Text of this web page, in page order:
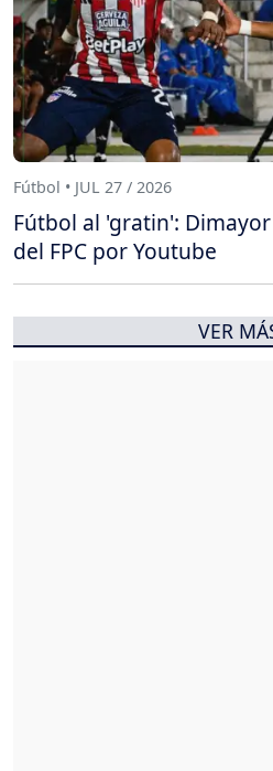
Fútbol • JUL 27 / 2026
Fútbol al 'gratin':
del FPC por Youtube
VER